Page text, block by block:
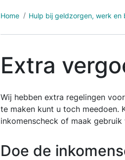
Home Hulp bij geldzorgen, werk en
Extra
Wij hebben extra regelingen
te maken kunt u toch meedoen.
inkomenscheck of maak gebruik
Doe de